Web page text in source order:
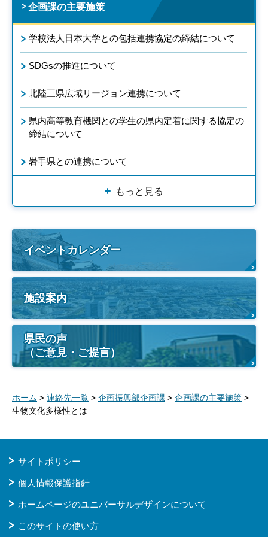
企画課の主要施策
学校法人日本大学との包括連携協定の締結について
SDGsの推進について
北陸三県広域リージョン連携について
県内高等教育機関との学生の県内定着に関する協定の
締結について
岩手県との連携について
もっと見る
イベントカレンダー
施設案内
県民の声
（ご意見・ご提言）
ホーム > 連絡先一覧 > 企画振興部企画課 > 企画課の主要施策 >
生物文化多様性とは
サイトポリシー
個人情報保護指針
ホームページのユニバーサルデザインについて
このサイトの使い方